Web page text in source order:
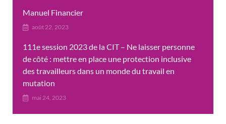
Manuel Financier
août 22, 2023
111e session 2023 de la CIT – Ne laisser personne
de côté : mettre en place une protection inclusive
des travailleurs dans un monde du travail en
mutation
mai 24, 2023